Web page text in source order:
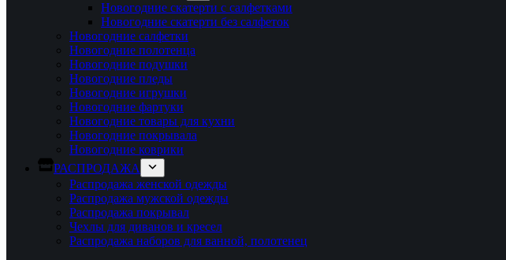
Новогодние скатерти с салфетками
Новогодние скатерти без салфеток
Новогодние салфетки
Новогодние полотенца
Новогодние подушки
Новогодние пледы
Новогодние игрушки
Новогодние фартуки
Новогодние товары для кухни
Новогодние покрывала
Новогодние коврики
РАСПРОДАЖА
Распродажа женской одежды
Распродажа мужской одежды
Распродажа покрывал
Чехлы для диванов и кресел
Распродажа наборов для ванной, полотенец